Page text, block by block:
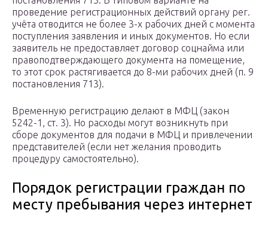
проведение регистрационных действий органу рег.
учёта отводится не более 3-х рабочих дней с момента
поступления заявления и иных документов. Но если
заявитель не предоставляет договор соцнайма или
правоподтверждающего документа на помещение,
то этот срок растягивается до 8-ми рабочих дней (п. 9
постановления 713).
Временную регистрацию делают в МФЦ (закон
5242-1, ст. 3). Но расходы могут возникнуть при
сборе документов для подачи в МФЦ и привлечении
представителей (если нет желания проводить
процедуру самостоятельно).
Порядок регистрации граждан по
месту пребывания через интернет